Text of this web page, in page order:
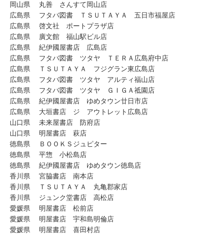
岡山県 丸善 さんすて岡山店
広島県 フタバ図書 ＴＳＵＴＡＹＡ 五日市福屋店
広島県 啓文社 ポートプラザ店
広島県 廣文館 福山駅ビル店
広島県 紀伊國屋書店 広島店
広島県 フタバ図書 ツタヤ ＴＥＲＡ広島府中店
広島県 ＴＳＵＴＡＹＡ フジグラン東広島店
広島県 フタバ図書 ツタヤ アルティ福山店
広島県 フタバ図書 ツタヤ ＧＩＧＡ祗園店
広島県 紀伊國屋書店 ゆめタウン廿日市店
広島県 大垣書店 ジ アウトレット広島店
山口県 未来屋書店 防府店
山口県 明屋書店 萩店
徳島県 ＢＯＯＫＳジュピター
徳島県 平惣 小松島店
徳島県 紀伊國屋書店 ゆめタウン徳島店
香川県 宮脇書店 南本店
香川県 ＴＳＵＴＡＹＡ 丸亀郡家店
香川県 ジュンク堂書店 高松店
愛媛県 明屋書店 松前店
愛媛県 明屋書店 宇和島明倫店
愛媛県 明屋書店 喜田村店